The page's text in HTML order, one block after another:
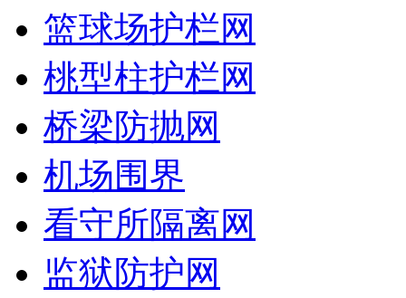
篮球场护栏网
桃型柱护栏网
桥梁防抛网
机场围界
看守所隔离网
监狱防护网